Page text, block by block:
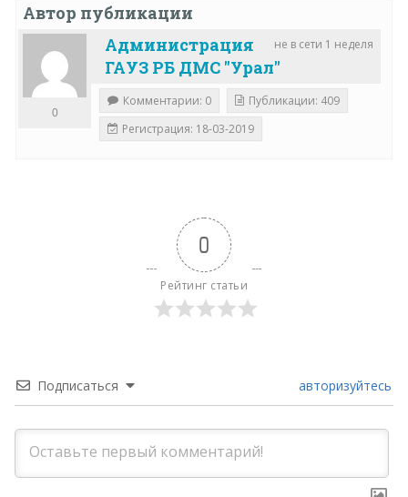
Автор публикации
не в сети 1 неделя
Администрация
ГАУЗ РБ ДМС "Урал"
0
Комментарии: 0
Публикации: 409
Регистрация: 18-03-2019
0
Рейтинг статьи
Подписаться авторизуйтесь